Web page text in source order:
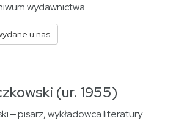
wydawnictwa
u nas
(ur. 1955)
‒ pisarz, wykładowca literatury